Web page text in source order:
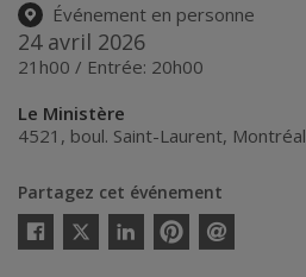
Événement en personne
24 avril 2026
21h00 / Entrée: 20h00
Le Ministère
4521, boul. Saint-Laurent, Montréal
Partagez cet événement
Twitter